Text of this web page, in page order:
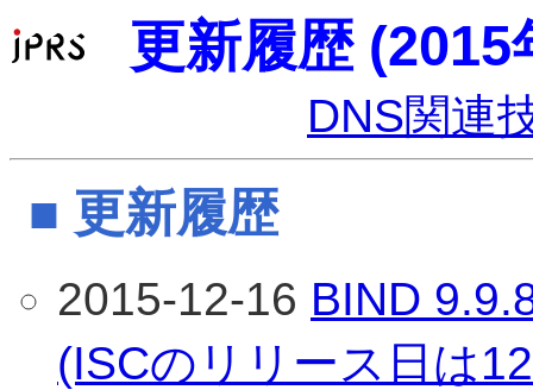
更新履歴 (2015
DNS関連
■ 更新履歴
2015-12-16 BIND
(ISCのリリース日は